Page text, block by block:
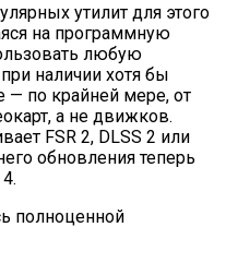
утилит для этого
на программную
любую
наличии хотя бы
по крайней мере, от
а не движков.
FSR 2, DLSS 2 или
обновления теперь